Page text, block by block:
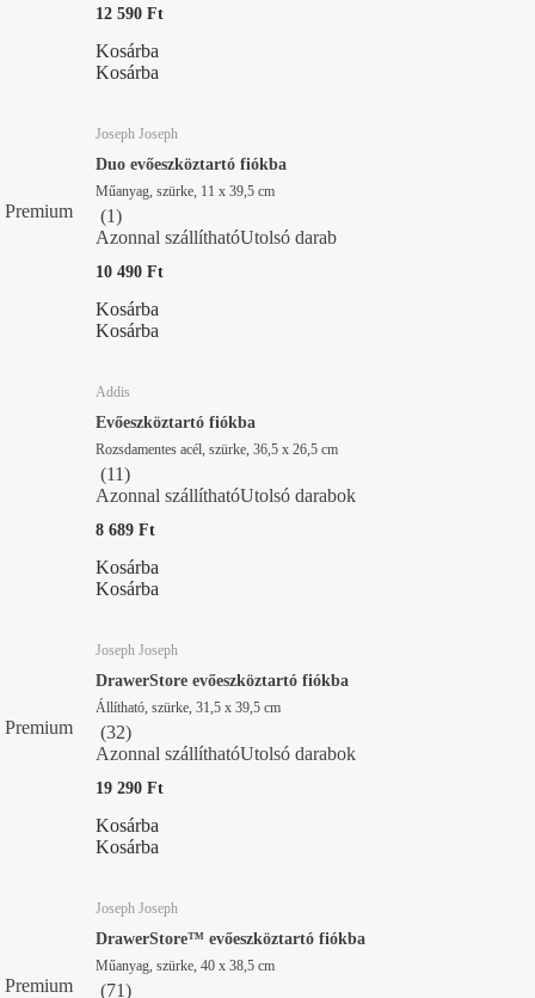
12 590 Ft
Kosárba
Kosárba
Premium
Joseph Joseph
Duo evőeszköztartó fiókba
Műanyag, szürke, 11 x 39,5 cm
(1)
Azonnal szállíthatóUtolsó darab
10 490 Ft
Kosárba
Kosárba
Addis
Evőeszköztartó fiókba
Rozsdamentes acél, szürke, 36,5 x 26,5 cm
(11)
Azonnal szállíthatóUtolsó darabok
8 689 Ft
Kosárba
Kosárba
Premium
Joseph Joseph
DrawerStore evőeszköztartó fiókba
Állítható, szürke, 31,5 x 39,5 cm
(32)
Azonnal szállíthatóUtolsó darabok
19 290 Ft
Kosárba
Kosárba
Premium
Joseph Joseph
DrawerStore™ evőeszköztartó fiókba
Műanyag, szürke, 40 x 38,5 cm
(71)